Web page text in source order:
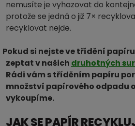
nemusíte je vyhazovat do
protože se jedná o již 7×
recyklovat nejde.
Pokud si nejste ve třídění
zeptat v našich druhotných
Rádi vám s tříděním papíru
množství papírového odpadu
vykoupíme.
JAK SE PAPÍR